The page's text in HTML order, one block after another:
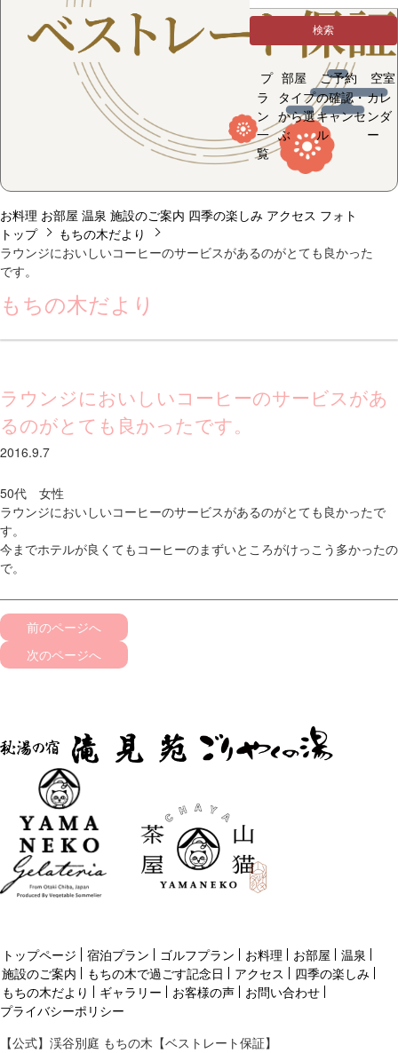
検索
プ
ラ
ン
一
覧
部屋
タイプ
から選
ぶ
ご予約
の確認・
キャンセ
ル
空室
カレ
ンダ
ー
お料理 お部屋 温泉 施設のご案内 四季の楽しみ アクセス フォト
トップ
もちの木だより
ラウンジにおいしいコーヒーのサービスがあるのがとても良かった
です。
もちの木だより
ラウンジにおいしいコーヒーのサービスがあ
るのがとても良かったです。
2016.9.7
50代 女性
ラウンジにおいしいコーヒーのサービスがあるのがとても良かったで
す。
今までホテルが良くてもコーヒーのまずいところがけっこう多かったの
で。
前のページへ
次のページへ
トップページ 宿泊プラン ゴルフプラン お料理 お部屋
温泉
施設のご案内
もちの木で過ごす記念日 アクセス
四季の楽しみ
もちの木だより
ギャラリー お客様の声
お問い合わせ
プライバシーポリシー
【公式】渓谷別庭 もちの木【ベストレート保証】